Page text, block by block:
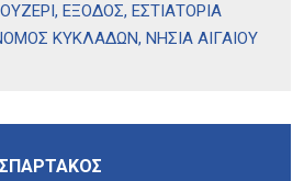
ΟΥΖΕΡΙ , ΕΞΟΔΟΣ, ΕΣΤΙΑΤΟΡΙΑ
ΚΥΚΛΑΔΩΝ, ΝΗΣΙΑ ΑΙΓΑΙΟΥ
ΣΠΑΡΤΑΚΟΣ